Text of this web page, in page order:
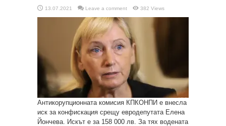
13.07.2021 Leave a comment 382 Views
Антикорупционната комисия КПКОНПИ е внесла
иск за конфискация срещу евродепутата Елена
Йончева. Искът е за 158 000 лв. За тях водената